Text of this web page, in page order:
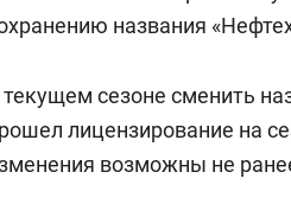
названия
текущем сезоне сменить
лицензирование на
возможны не